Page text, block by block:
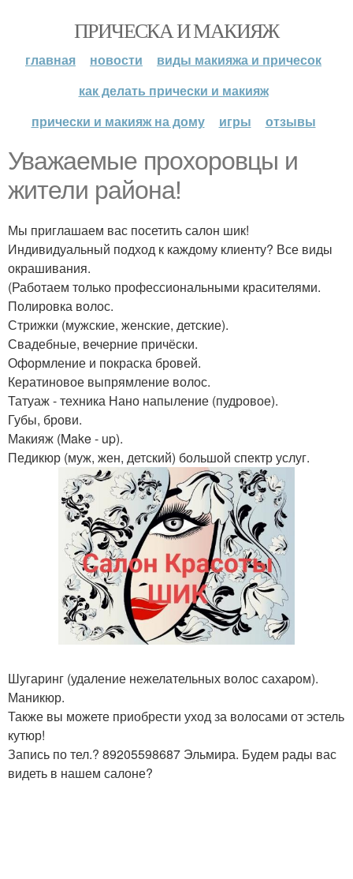
ПРИЧЕСКА И МАКИЯЖ
главная новости
виды макияжа и причесок
как делать прически и макияж
прически и макияж на дому
игры отзывы
Уважаемые прохоровцы и
жители района!
Мы приглашаем вас посетить салон шик!
Индивидуальный подход к каждому клиенту? Все виды
окрашивания.
(Работаем только профессиональными красителями.
Полировка волос.
Стрижки (мужские, женские, детские).
Свадебные, вечерние причёски.
Оформление и покраска бровей.
Кератиновое выпрямление волос.
Татуаж - техника Нано напыление (пудровое).
Губы, брови.
Макияж (Make - up).
Педикюр (муж, жен, детский) большой спектр услуг.
Шугаринг (удаление нежелательных волос сахаром).
Маникюр.
Также вы можете приобрести уход за волосами от эстель
кутюр!
Запись по тел.? 89205598687 Эльмира. Будем рады вас
видеть в нашем салоне?